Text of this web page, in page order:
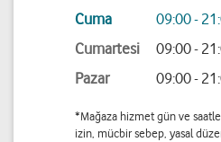
Cuma
09:00 -
Cumartesi
09:00 -
Pazar
09:00 -
*Mağaza hizmet gün ve
izin, mücbir sebep, yasal